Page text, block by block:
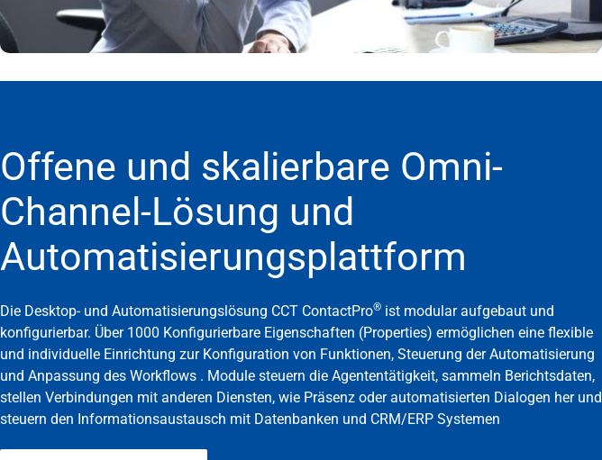
Offene und skalierbare Omni-
Channel-Lösung und
Automatisierungsplattform
Die Desktop- und Automatisierungslösung CCT ContactPro® ist modular aufgebaut und
konfigurierbar. Über 1000 Konfigurierbare Eigenschaften (Properties) ermöglichen eine flexible
und individuelle Einrichtung zur Konfiguration von Funktionen, Steuerung der Automatisierung
und Anpassung des Workflows . Module steuern die Agententätigkeit, sammeln Berichtsdaten,
stellen Verbindungen mit anderen Diensten, wie Präsenz oder automatisierten Dialogen her und
steuern den Informationsaustausch mit Datenbanken und CRM/ERP Systemen